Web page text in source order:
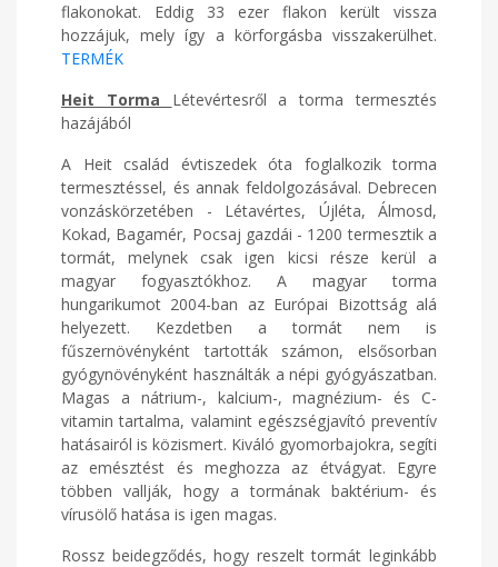
flakonokat. Eddig 33 ezer flakon került vissza
hozzájuk, mely így a körforgásba visszakerülhet.
TERMÉK
Heit Torma Létevértesről a torma termesztés
hazájából
A Heit család évtiszedek óta foglalkozik torma
termesztéssel, és annak feldolgozásával. Debrecen
vonzáskörzetében - Létavértes, Újléta, Álmosd,
Kokad, Bagamér, Pocsaj gazdái - 1200 termesztik a
tormát, melynek csak igen kicsi része kerül a
magyar fogyasztókhoz. A magyar torma
hungarikumot 2004-ban az Európai Bizottság alá
helyezett. Kezdetben a tormát nem is
fűszernövényként tartották számon, elsősorban
gyógynövényként használták a népi gyógyászatban.
Magas a nátrium-, kalcium-, magnézium- és C-
vitamin tartalma, valamint egészségjavító preventív
hatásairól is közismert. Kiváló gyomorbajokra, segíti
az emésztést és meghozza az étvágyat. Egyre
többen vallják, hogy a tormának baktérium- és
vírusölő hatása is igen magas.
Rossz beidegződés, hogy reszelt tormát leginkább